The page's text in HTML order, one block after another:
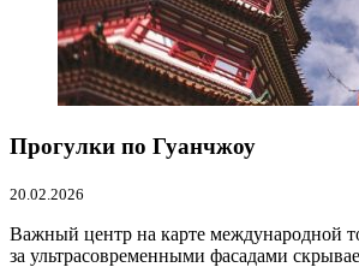
Прогулки по Гуанчжоу
20.02.2026
Важный центр на карте международной
за ультрасовременными фасадами